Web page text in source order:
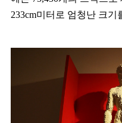
233cm미터로 엄청난 크기